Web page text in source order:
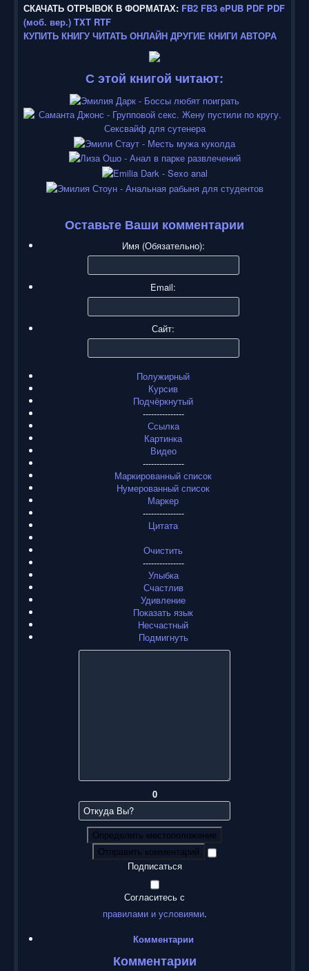
СКАЧАТЬ ОТРЫВОК В ФОРМАТАХ: FB2 FB3 ePUB PDF PDF
(моб. вер.) TXT RTF
КУПИТЬ КНИГУ ЧИТАТЬ ОНЛАЙН ДРУГИЕ КНИГИ АВТОРА
С этой книгой читают:
Оставьте Ваши комментарии
Имя (Обязательно):
Email:
Сайт:
Полужирный
Курсив
Подчёркнутый
---------------
Ссылка
Картинка
Видео
---------------
Маркированный список
Нумерованный список
Маркер
---------------
Цитата
Очистить
---------------
Улыбка
Счастлив
Удивление
Показать язык
Несчастный
Подмигнуть
0
Определить местоположение
Отправить комментарий
Подписаться
Согласитесь с
правилами и условиями.
Комментарии
Комментарии